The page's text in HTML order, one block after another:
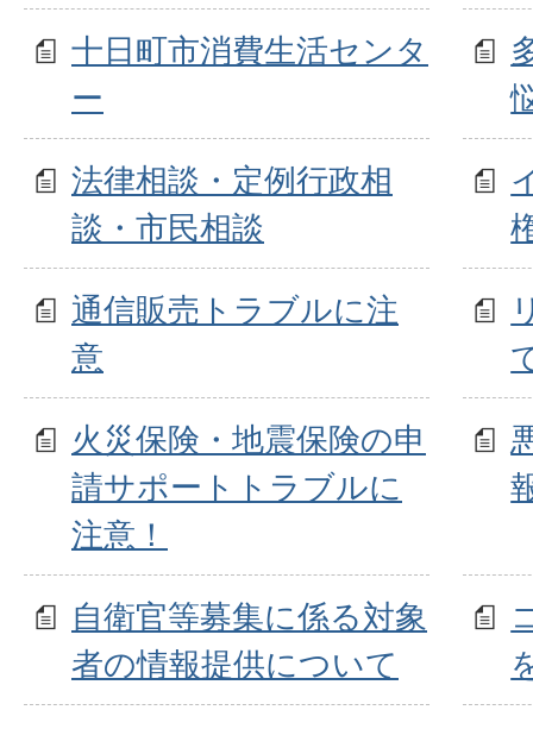
十日町市消費生活センタ
ー
法律相談・定例行政相
談・市民相談
通信販売トラブルに注
意
火災保険・地震保険の申
請サポートトラブルに
注意！
自衛官等募集に係る対象
者の情報提供について